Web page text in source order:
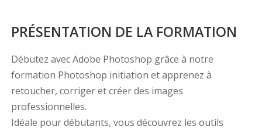
PRÉSENTATION DE LA FORMATION
Débutez avec Adobe Photoshop grâce à notre
formation Photoshop initiation et apprenez à
retoucher, corriger et créer des images
professionnelles.
Idéale pour débutants, vous découvrez les outils